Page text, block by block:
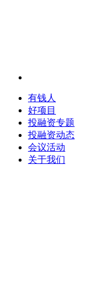
有钱人
好项目
投融资专题
投融资动态
会议活动
关于我们